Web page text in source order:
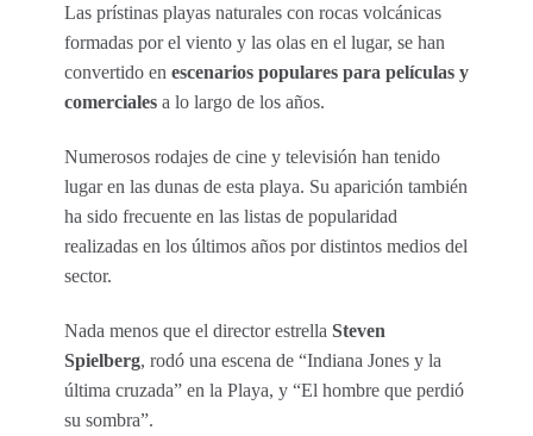
Las prístinas playas naturales con rocas volcánicas
formadas por el viento y las olas en el lugar, se han
convertido en escenarios populares para películas y
comerciales a lo largo de los años.
Numerosos rodajes de cine y televisión han tenido
lugar en las dunas de esta playa. Su aparición también
ha sido frecuente en las listas de popularidad
realizadas en los últimos años por distintos medios del
sector.
Nada menos que el director estrella Steven
Spielberg, rodó una escena de “Indiana Jones y la
última cruzada” en la Playa, y “El hombre que perdió
su sombra”.